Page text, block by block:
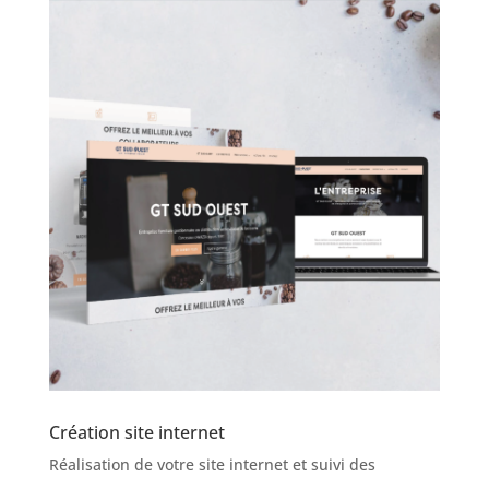
Création site internet
Réalisation de votre site internet et suivi des